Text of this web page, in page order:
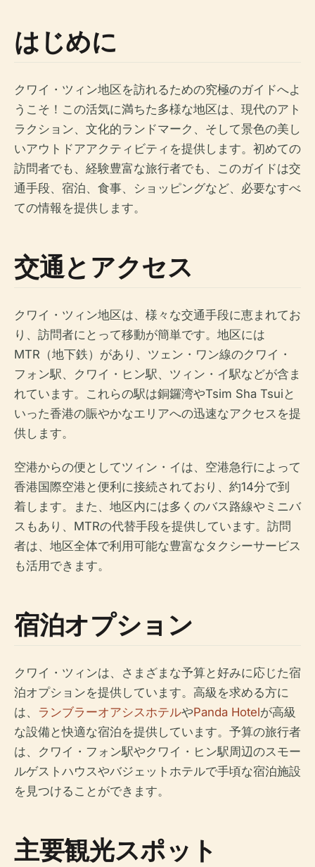
はじめに
クワイ・ツィン地区を訪れるための究極のガイドへよ
うこそ！この活気に満ちた多様な地区は、現代のアト
ラクション、文化的ランドマーク、そして景色の美し
いアウトドアアクティビティを提供します。初めての
訪問者でも、経験豊富な旅行者でも、このガイドは交
通手段、宿泊、食事、ショッピングなど、必要なすべ
ての情報を提供します。
交通とアクセス
クワイ・ツィン地区は、様々な交通手段に恵まれてお
り、訪問者にとって移動が簡単です。地区には
MTR（地下鉄）があり、ツェン・ワン線のクワイ・
フォン駅、クワイ・ヒン駅、ツィン・イ駅などが含ま
れています。これらの駅は銅鑼湾やTsim Sha Tsuiと
いった香港の賑やかなエリアへの迅速なアクセスを提
供します。
空港からの便としてツィン・イは、空港急行によって
香港国際空港と便利に接続されており、約14分で到
着します。また、地区内には多くのバス路線やミニバ
スもあり、MTRの代替手段を提供しています。訪問
者は、地区全体で利用可能な豊富なタクシーサービス
も活用できます。
宿泊オプション
クワイ・ツィンは、さまざまな予算と好みに応じた宿
泊オプションを提供しています。高級を求める方に
は、 ランブラーオアシスホテルやPanda Hotelが高級
な設備と快適な宿泊を提供しています。予算の旅行者
は、クワイ・フォン駅やクワイ・ヒン駅周辺のスモー
ルゲストハウスやバジェットホテルで手頃な宿泊施設
を見つけることができます。
主要観光スポット